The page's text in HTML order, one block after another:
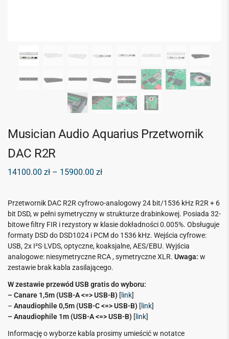
Musician Audio Aquarius Przetwornik
DAC R2R
14100.00 zł – 15900.00 zł
Przetwornik DAC R2R cyfrowo-analogowy 24 bit/1536 kHz R2R + 6
bit DSD, w pełni symetryczny w strukturze drabinkowej. Posiada 32-
bitowe filtry FIR i rezystory w klasie dokładności 0.005%. Obsługuje
formaty DSD do DSD1024 i PCM do 1536 kHz. Wejścia cyfrowe:
USB, 2x I²S·LVDS, optyczne, koaksjalne, AES/EBU. Wyjścia
analogowe: niesymetryczne RCA , symetryczne XLR. Uwaga: w
zestawie brak kabla zasilającego.
W zestawie przewód USB gratis do wyboru:
– Canare 1,5m (USB-A <=> USB-B) [link]
– Anaudiophile 0,5m (USB-C <=> USB-B) [link]
– Anaudiophile 1m (USB-A <=> USB-B) [link]
Informację o wyborze kabla prosimy umieścić w notatce